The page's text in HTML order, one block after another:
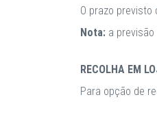
O prazo
Nota: a
RECOLHA EM
Para opção de